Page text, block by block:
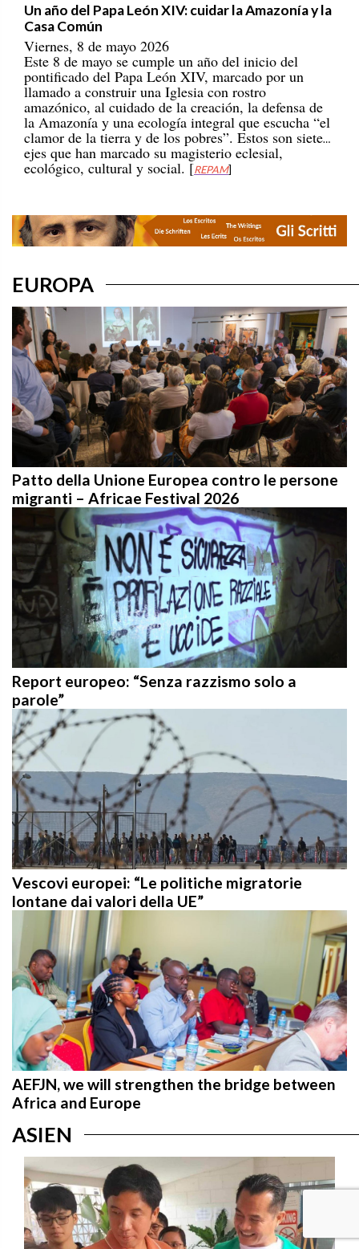
Un año del Papa León XIV: cuidar la Amazonía y la
Casa Común
Viernes, 8 de mayo 2026
Este 8 de mayo se cumple un año del inicio del
pontificado del Papa León XIV, marcado por un
llamado a construir una Iglesia con rostro
amazónico, al cuidado de la creación, la defensa de
la Amazonía y una ecología integral que escucha “el
clamor de la tierra y de los pobres”. Estos son siete
ejes que han marcado su magisterio eclesial,
ecológico, cultural y social. [REPAM]
EUROPA
Patto della Unione Europea contro le persone
migranti – Africae Festival 2026
Report europeo: “Senza razzismo solo a
parole”
Vescovi europei: “Le politiche migratorie
lontane dai valori della UE”
AEFJN, we will strengthen the bridge between
Africa and Europe
ASIEN